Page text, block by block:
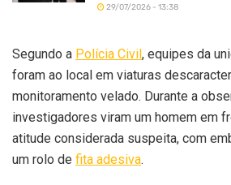
29/07/2026 - 13:38
Segundo a Polícia Civil , equipes da
foram ao local em viaturas
monitoramento velado. Durante a
investigadores viram um homem em
atitude considerada suspeita, com
um rolo de fita adesiva.